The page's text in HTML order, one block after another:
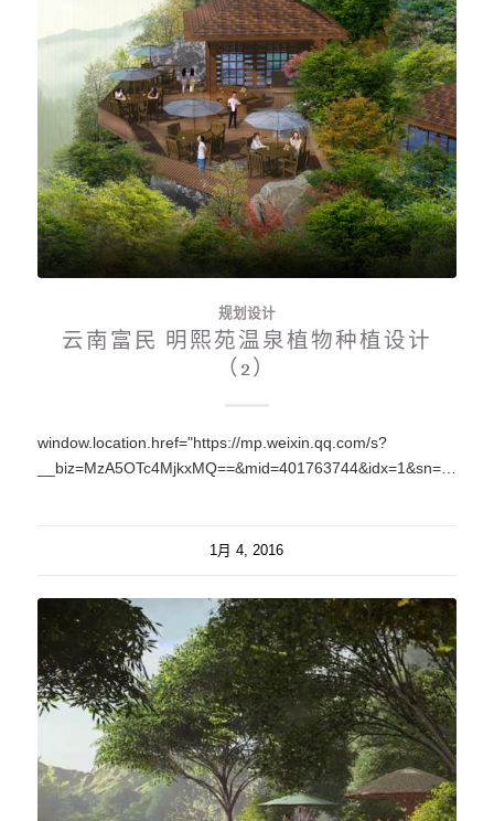
规划设计
云南富民 明熙苑温泉植物种植设计
（2）
window.location.href="https://mp.weixin.qq.com/s?
__biz=MzA5OTc4MjkxMQ==&mid=401763744&idx=1&sn=f17fa19f51d0697ed329c9561f16ba6a#rd";
1月 4, 2016